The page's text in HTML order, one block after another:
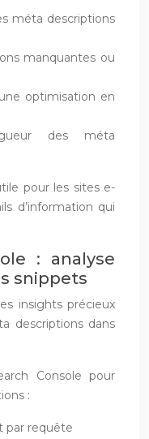
méta descriptions
manquantes ou
optimisation en
des méta
pour les sites e-
d’information qui
: analyse
snippets
insights précieux
descriptions dans
Console pour
:
par requête